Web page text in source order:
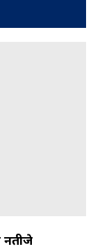
नतीजे